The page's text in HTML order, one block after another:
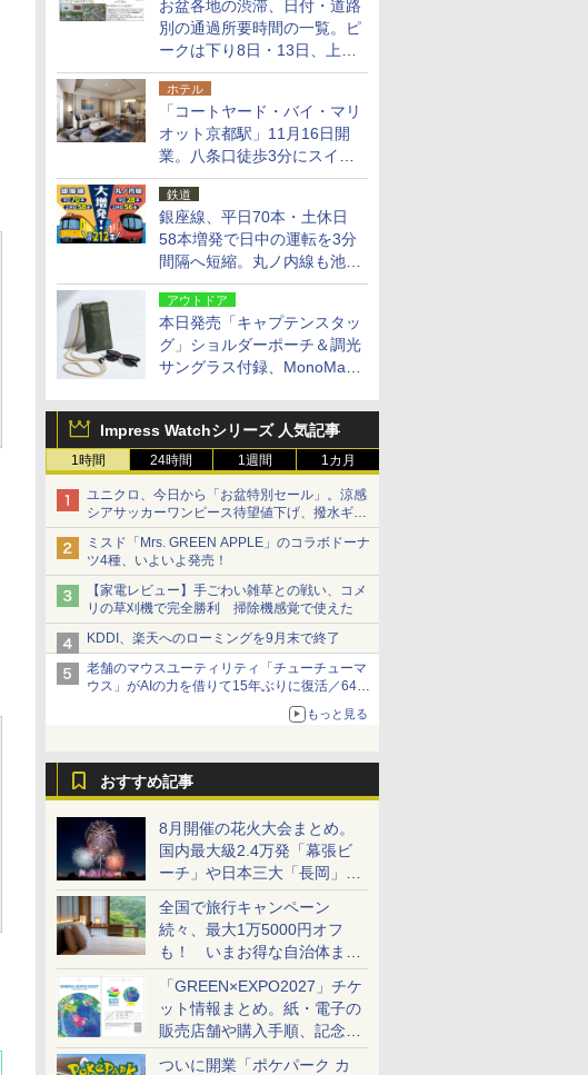
お盆各地の渋滞、日付・道路
別の通過所要時間の一覧。ピ
ークは下り8日・13日、上り
14日・15日
ホテル
「コートヤード・バイ・マリ
オット京都駅」11月16日開
業。八条口徒歩3分にスイー
ト含む全270室、ダイニング
も併設
鉄道
銀座線、平日70本・土休日
58本増発で日中の運転を3分
間隔へ短縮。丸ノ内線も池袋
～中野坂上を4分間隔に
アウトドア
本日発売「キャプテンスタッ
グ」ショルダーポーチ＆調光
サングラス付録、MonoMax
Impress Watchシリーズ 人気記事
1時間 24時間 1週間 1カ月
ユニクロ、今日から「お盆特別セール」。涼感
シアサッカーワンピース待望値下げ、撥水ギア
ショーツは1990円に
ミスド「Mrs. GREEN APPLE」のコラボドーナ
ツ4種、いよいよ発売！
【家電レビュー】手ごわい雑草との戦い、コメ
リの草刈機で完全勝利 掃除機感覚で使えた
KDDI、楽天へのローミングを9月末で終了
老舗のマウスユーティリティ「チューチューマ
ウス」がAIの力を借りて15年ぶりに復活／64bit
化、Windows 10/11、「Chrome」も走り回
る。復活記念で2026年末まで500円
もっと見る
おすすめ記事
8月開催の花火大会まとめ。
国内最大級2.4万発「幕張ビ
ーチ」や日本三大「長岡」な
ど大型イベント目白押し！
全国で旅行キャンペーン
続々、最大1万5000円オフ
も！ いまお得な自治体まと
め
「GREEN×EXPO2027」チケ
ット情報まとめ。紙・電子の
販売店舗や購入手順、記念チ
ケットも解説
ついに開業「ポケパーク カ